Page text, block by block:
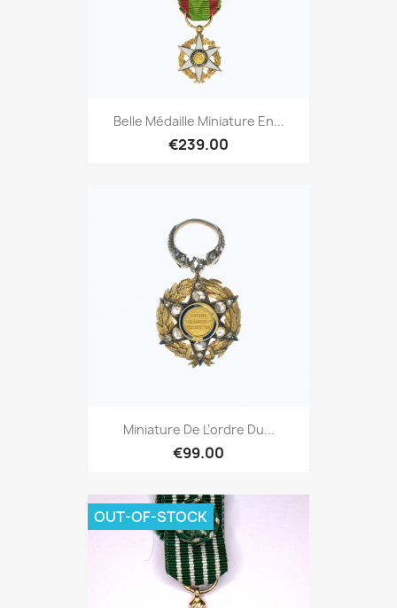
Belle Médaille Miniature En...
€239.00
Miniature De L’ordre Du...
€99.00
OUT-OF-STOCK